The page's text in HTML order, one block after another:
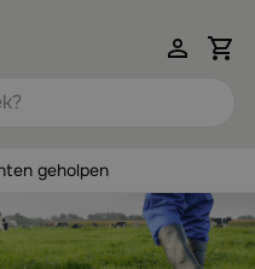
geholpen